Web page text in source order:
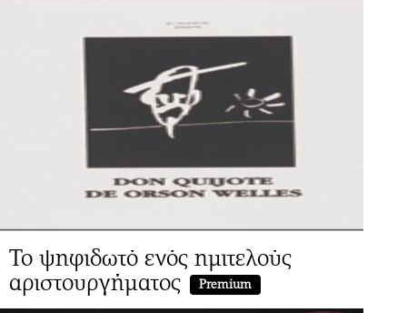
Το ψηφιδωτό ενός ημιτελούς
αριστουργήματος
Premium